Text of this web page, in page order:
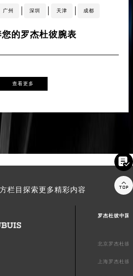
广州 深圳 天津 成都
的罗杰杜彼腕表
查看更多
栏目探索更多精彩内容
罗杰杜彼中国
北京罗杰杜彼
上海罗杰杜彼

